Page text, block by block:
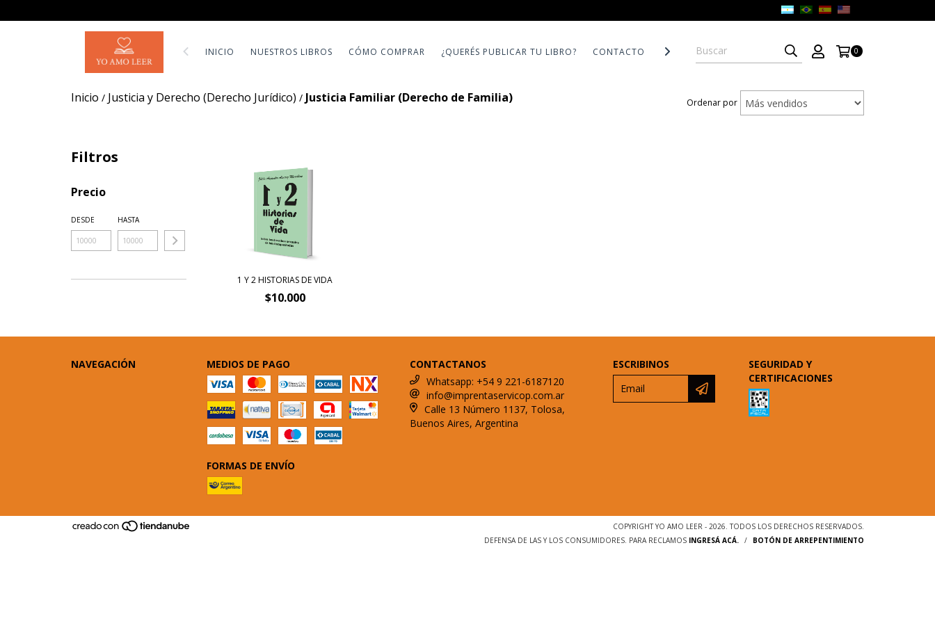
INICIO NUESTROS LIBROS CÓMO COMPRAR ¿QUERÉS PUBLICAR TU LIBRO? CONTACTO POLÍTICAS DE DEVOLUCIÓN 0
Inicio / Justicia y Derecho (Derecho Jurídico) / Justicia Familiar (Derecho de Familia) Ordenar por
Filtros
Precio
DESDE HASTA
1 Y 2 HISTORIAS DE VIDA
$10.000
NAVEGACIÓN MEDIOS DE PAGO
FORMAS DE ENVÍO
CONTACTANOS
Whatsapp: +54 9 221-6187120
info@imprentaservicop.com.ar
Calle 13 Número 1137, Tolosa,
Buenos Aires, Argentina
ESCRIBINOS
SEGURIDAD Y
CERTIFICACIONES
COPYRIGHT YO AMO LEER - 2026. TODOS LOS DERECHOS RESERVADOS.
DEFENSA DE LAS Y LOS CONSUMIDORES. PARA RECLAMOS INGRESÁ ACÁ. / BOTÓN DE ARREPENTIMIENTO